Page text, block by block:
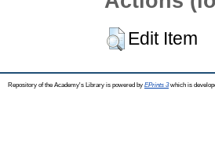
Edit Item
Repository of the Academy's Library is powered by EPrints 3which is